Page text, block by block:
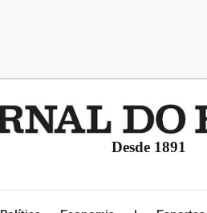
Desde 1891